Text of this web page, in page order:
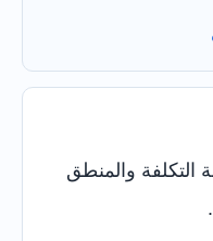
التكلفة والمنطق